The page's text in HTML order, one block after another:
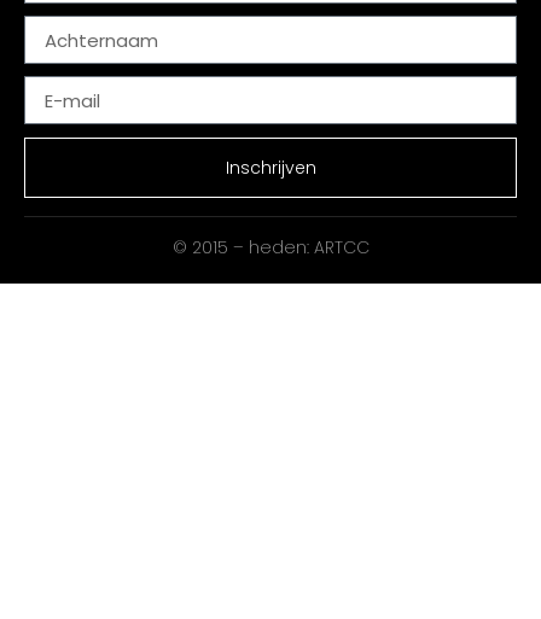
Inschrijven
© 2015 – heden: ARTCC